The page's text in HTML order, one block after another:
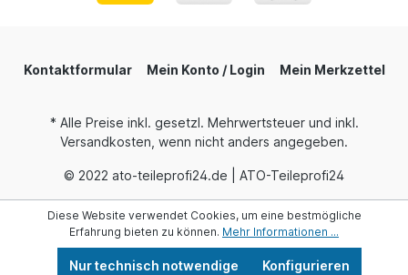
Kontaktformular Mein Konto / Login Mein Merkzettel
* Alle Preise inkl. gesetzl. Mehrwertsteuer und inkl.
Versandkosten, wenn nicht anders angegeben.
© 2022 ato-teileprofi24.de | ATO-Teileprofi24
Diese Website verwendet Cookies, um eine bestmögliche
Erfahrung bieten zu können. Mehr Informationen ...
Nur technisch notwendige Konfigurieren